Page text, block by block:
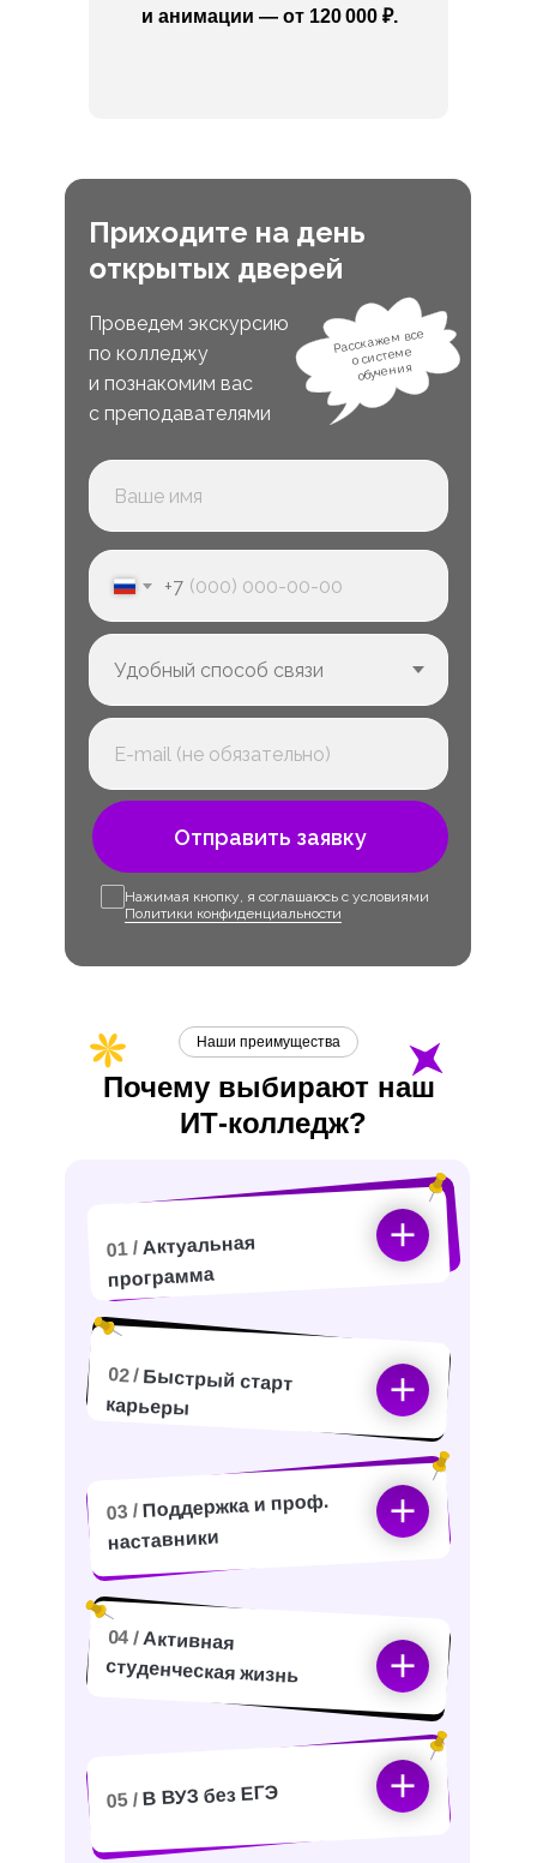
и анимации — от 120 000 ₽.
Приходите на день
открытых дверей
Проведем экскурсию
по колледжу
и познакомим вас
с преподавателями
Расскажем все
о системе
обучения
+7
Отправить заявку
Нажимая кнопку, я соглашаюсь с условиями
Политики конфиденциальности
Почему выбирают наш
ИТ-колледж?
Наши преимущества
01 / Актуальная
программа
02 / Быстрый старт
карьеры
04 /Активная
студенческая жизнь
05 / В ВУЗ без ЕГЭ
03 / Поддержка и проф.
наставники